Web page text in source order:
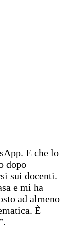
E che lo
dopo
sui docenti.
e mi ha
ad almeno
È